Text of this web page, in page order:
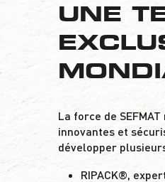
UNE
La force de
innovantes et
développer
RIPACK® ,